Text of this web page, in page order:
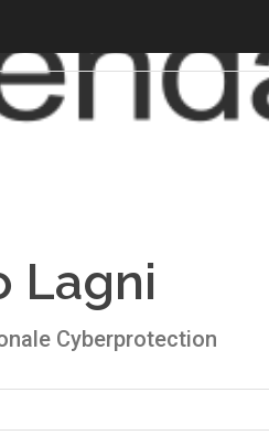
Lagni
Cyberprotection